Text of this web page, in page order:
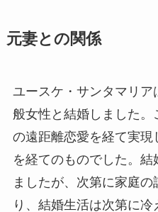
元妻との関係
ユースケ・サンタマリ
般女性と結婚しました
の遠距離恋愛を経て実
を経てのものでした。結
ましたが、次第に家庭
り、結婚生活は次第に冷